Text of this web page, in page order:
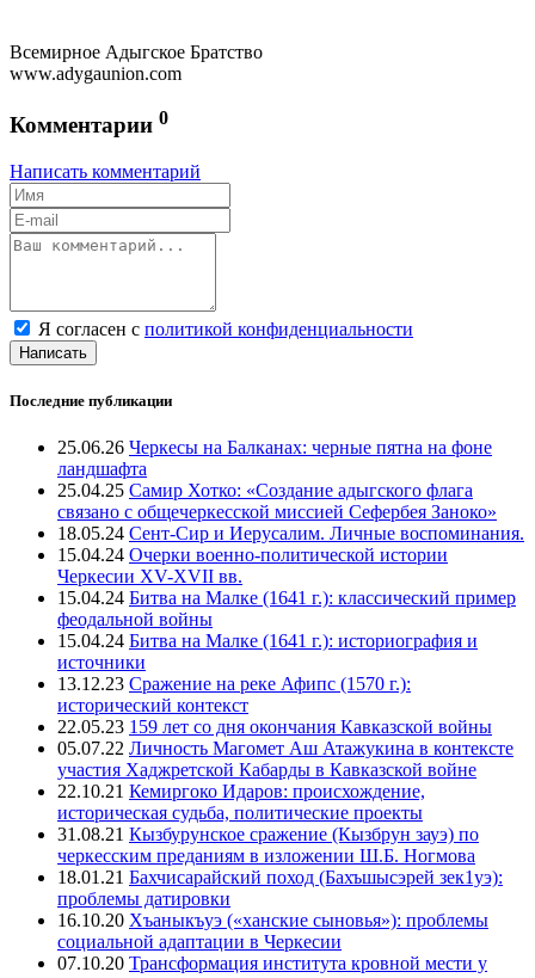
Всемирное Адыгское Братство
www.adygaunion.com
Комментарии 0
Написать комментарий
Я согласен с политикой конфиденциальности
Написать
Последние публикации
25.06.26 Черкесы на Балканах: черные пятна на фоне
ландшафта
25.04.25 Самир Хотко: «Создание адыгского флага
связано с общечеркесской миссией Сефербея Заноко»
18.05.24 Сент-Сир и Иерусалим. Личные воспоминания.
15.04.24 Очерки военно-политической истории
Черкесии XV-XVII вв.
15.04.24 Битва на Малке (1641 г.): классический пример
феодальной войны
15.04.24 Битва на Малке (1641 г.): историография и
источники
13.12.23 Сражение на реке Афипс (1570 г.):
исторический контекст
22.05.23 159 лет со дня окончания Кавказской войны
05.07.22 Личность Магомет Аш Атажукина в контексте
участия Хаджретской Кабарды в Кавказской войне
22.10.21 Кемиргоко Идаров: происхождение,
историческая судьба, политические проекты
31.08.21 Кызбурунское сражение (Кызбрун зауэ) по
черкесским преданиям в изложении Ш.Б. Ногмова
18.01.21 Бахчисарайский поход (Бахъшысэрей зек1уэ):
проблемы датировки
16.10.20 Хъаныкъуэ («ханские сыновья»): проблемы
социальной адаптации в Черкесии
07.10.20 Трансформация института кровной мести у